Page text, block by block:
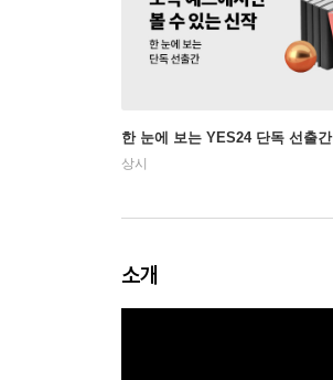
한 눈에 보는 YES24 단독 선출간
상시
소개